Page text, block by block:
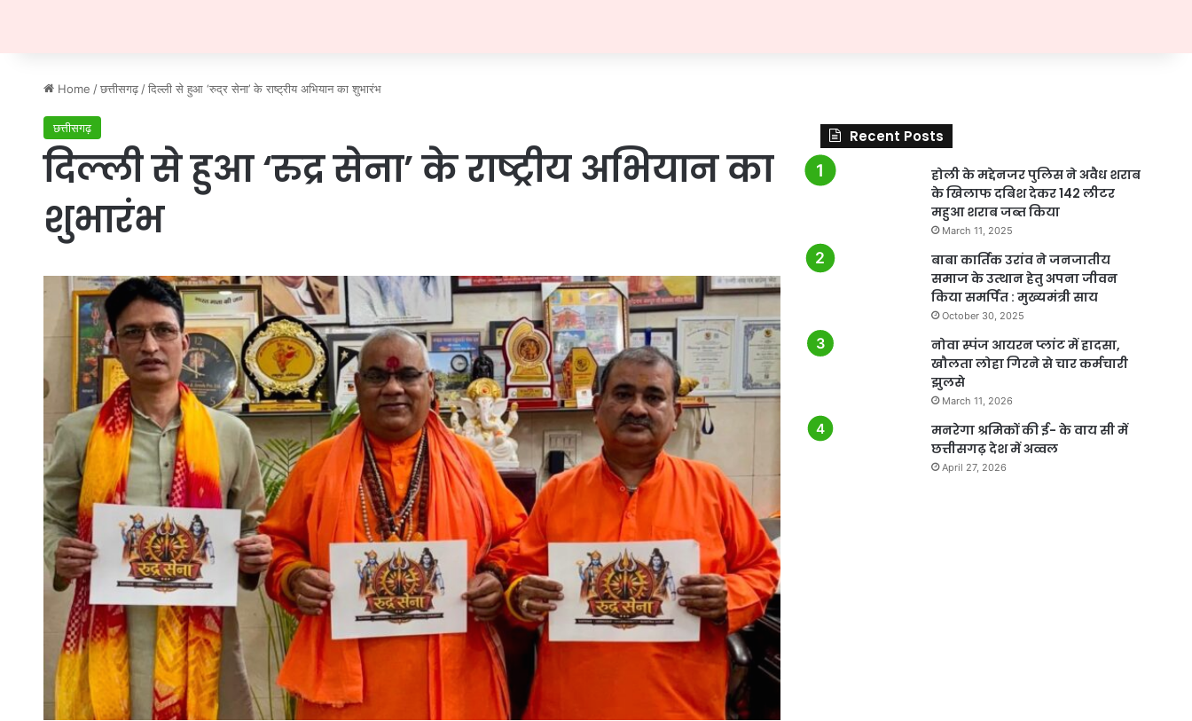
Home / छत्तीसगढ़ / दिल्ली से हुआ ‘रुद्र सेना’ के राष्ट्रीय अभियान का शुभारंभ
छत्तीसगढ़
दिल्ली से हुआ ‘रुद्र सेना’ के राष्ट्रीय अभियान का
शुभारंभ
Recent Posts
होली के मद्देनजर पुलिस ने अवैध शराब
के खिलाफ दबिश देकर 142 लीटर
महुआ शराब जब्त किया
March 11, 2025
बाबा कार्तिक उरांव ने जनजातीय
समाज के उत्थान हेतु अपना जीवन
किया समर्पित : मुख्यमंत्री साय
October 30, 2025
नोवा स्पंज आयरन प्लांट में हादसा,
खौलता लोहा गिरने से चार कर्मचारी
झुलसे
March 11, 2026
मनरेगा श्रमिकों की ई- के वाय सी में
छत्तीसगढ़ देश में अव्वल
April 27, 2026